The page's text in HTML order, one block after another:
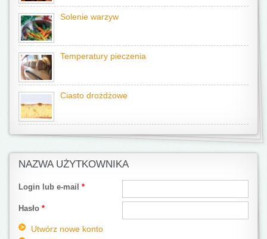
Solenie warzyw
Temperatury pieczenia
Ciasto drożdżowe
NAZWA UŻYTKOWNIKA
Login lub e-mail *
Hasło *
Utwórz nowe konto